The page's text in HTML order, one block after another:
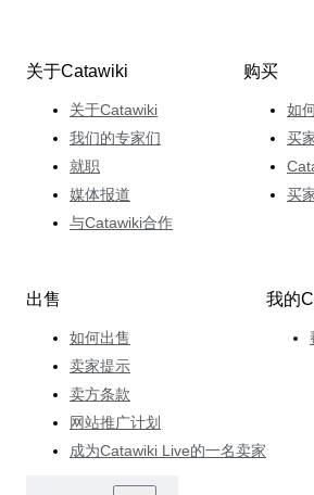
关于Catawiki
关于Catawiki
我们的专家们
就职
媒体报道
与Catawiki合作
购买
如
买
买
出售
如何出售
卖家提示
卖方条款
网站推广计划
成为Catawiki Live的一名卖家
我的